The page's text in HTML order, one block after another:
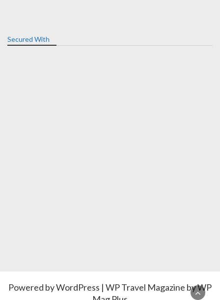
Secured With
Powered byWordPress | WP Travel Magazine by WP